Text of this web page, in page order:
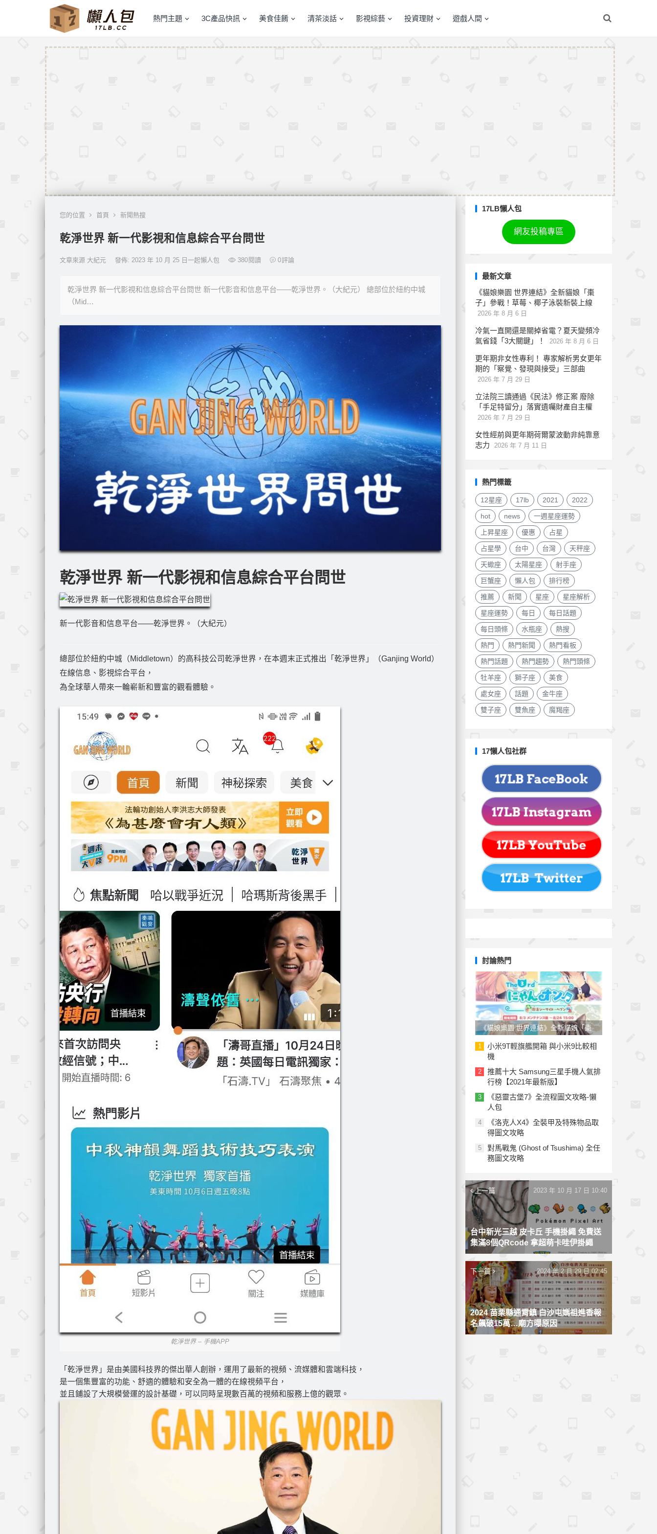
熱門主題 3C產品快訊 美食佳餚 清茶淡話 影視綜藝 投資理財 遊戲人間
您的位置 首頁 新聞熱搜
乾淨世界 新一代影視和信息綜合平台問世
文章來源 大紀元 發佈: 2023 年 10 月 25 日一起懶人包 380 閱讀 0評論
乾淨世界 新一代影視和信息綜合平台問世 新一代影音和信息平台——乾淨世界。（大紀元） 總部位於紐約中城
（Mid…
乾淨世界 新一代影視和信息綜合平台問世
新一代影音和信息平台——乾淨世界。（大紀元）
總部位於紐約中城（Middletown）的高科技公司乾淨世界，在本週末正式推出「乾淨世界」（Ganjing World）
在線信息、影視綜合平台，
為全球華人帶來一輪嶄新和豐富的觀看體驗。
乾淨世界 – 手機APP
「乾淨世界」是由美國科技界的傑出華人創辦，運用了最新的視頻、流媒體和雲端科技，
是一個集豐富的功能、舒適的體驗和安全為一體的在線視頻平台，
並且鋪設了大規模營運的設計基礎，可以同時呈現數百萬的視頻和服務上億的觀眾。
17LB懶人包
網友投稿專區
最新文章
《貓娘樂園 世界連結》全新貓娘「棗
子」參戰！草莓、椰子泳裝新裝上線
2026 年 8 月 6 日
冷氣一直開還是關掉省電？夏天變頻冷
氣省錢「3大關鍵」！
2026 年 8 月 6 日
更年期非女性專利！ 專家解析男女更年
期的「察覺、發現與接受」三部曲
2026 年 7 月 29 日
立法院三讀通過《民法》修正案 廢除
「手足特留分」落實遺囑財產自主權
2026 年 7 月 29 日
女性經前與更年期荷爾蒙波動非純靠意
志力
2026 年 7 月 11 日
熱門標籤
12星座 17lb 2021 2022
hot news 一週星座運勢
上昇星座 優惠 占星
占星學 台中 台灣 天秤座
天蠍座 太陽星座 射手座
巨蟹座 懶人包 排行榜
推薦 新聞 星座 星座解析
星座運勢 每日 每日話題
每日頭條 水瓶座 熱搜
熱門 熱門新聞 熱門看板
熱門話題 熱門趨勢 熱門頭條
牡羊座 獅子座 美食
處女座 話題 金牛座
雙子座 雙魚座 魔羯座
17懶人包社群
討論熱門
《貓娘樂園 世界連結》全新貓娘「棗
子」參戰！草莓、椰子泳裝新裝上線
1
小米9T輕旗艦開箱 與小米9比較相
機
2
推薦十大 Samsung三星手機人氣排
行榜【2021年最新版】
3
《惡靈古堡7》全流程圖文攻略-懶
人包
4
《洛克人X4》全裝甲及特殊物品取
得圖文攻略
5
對馬戰鬼 (Ghost of Tsushima) 全任
務圖文攻略
上一篇
台中新光三越 皮卡丘 手機掛繩 免費送
集滿8個QRcode 拿超萌卡哇伊掛繩
2023 年 10 月 17 日 10:40
下一篇
2024 苗栗縣通霄鎮 白沙屯媽祖進香報
名飆破15萬…廟方曝原因
2024 年 2 月 29 日 02:45